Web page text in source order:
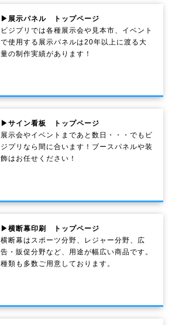
▶展示パネル トップページ
ビジプリでは各種展示会や見本市、イベント
で使用する展示パネルは20年以上に渡る大
量の制作実績があります！
▶サイン看板 トップページ
展示会やイベントまであと数日・・・でもビ
ジプリなら間に合います！ブースパネルや装
飾はお任せください！
▶横断幕印刷 トップページ
横断幕はスポーツ分野、レジャー分野、広
告・販促分野など、用途が幅広い商品です。
種類も多数ご用意しております。